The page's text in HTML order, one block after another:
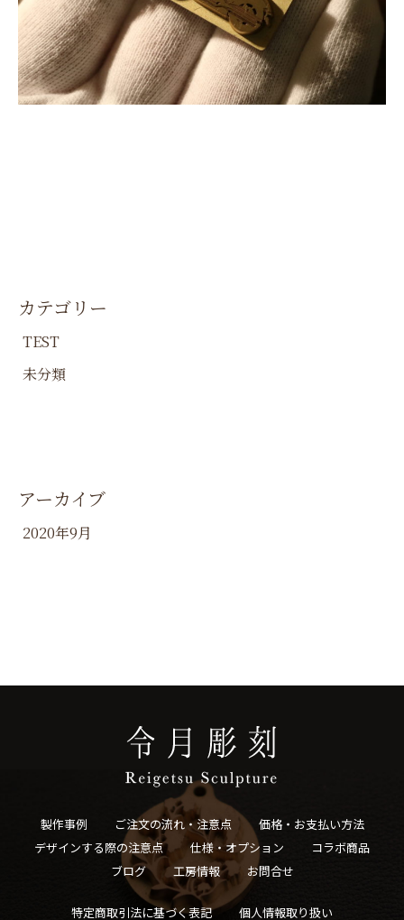
カテゴリー
TEST
未分類
アーカイブ
2020年9月
製作事例 ご注文の流れ・注意点
価格・お支払い方法
デザインする際の注意点
仕様・オプション
コラボ商品
ブログ
工房情報 お問合せ
特定商取引法に基づく表記 個人情報取り扱い